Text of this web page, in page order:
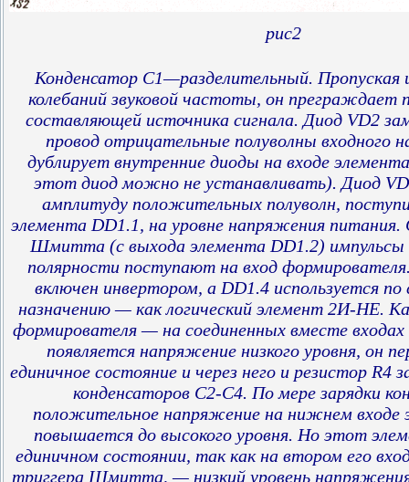
рис2
Конденсатор С1—разделительный. Пропуская
колебаний звуковой частоты, он преграждает
составляющей источника сигнала. Диод VD2
провод отрицательные полуволны входного
дублирует внутренние диоды на входе
этот диод можно не устанавливать). Диод
амплитуду положительных полуволн,
элемента DD1.1, на уровне напряжения питания.
Шмитта (с выхода элемента DD1.2)
полярности поступают на вход
включен инвертором, a DD1.4 используется
назначению — как логический элемент 2И-НЕ.
формирователя — на соединенных вместе
появляется напряжение низкого уровня, он
единичное состояние и через него и резистор R4
конденсаторов С2-С4. По мере зарядки
положительное напряжение на нижнем входе
повышается до высокого уровня. Но этот
единичном состоянии, так как на втором его
триггера Шмитта, — низкий уровень